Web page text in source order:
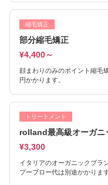
縮毛矯正
部分縮毛矯正
¥4,400～
顔まわりのみのポイント縮毛
円かかります。
トリートメント
rolland最高級オーガニ
¥3,300
イタリアのオーガニックブラ
プーブロー代は別途かかります